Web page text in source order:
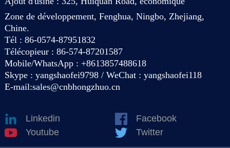
Zone de développement, Fenghua, Ningbo, Zhejiang,
Chine.
Tél : 86-0574-87951832
Télécopieur : 86-574-87201587
Mobile/WhatsApp : +8613857488618
Skype : yangshaofei9798 / WeChat : yangshaofei118
E-mail:sales@cnbhongzhuo.cn
Linkedin
Facebook
Youtube
Twitter